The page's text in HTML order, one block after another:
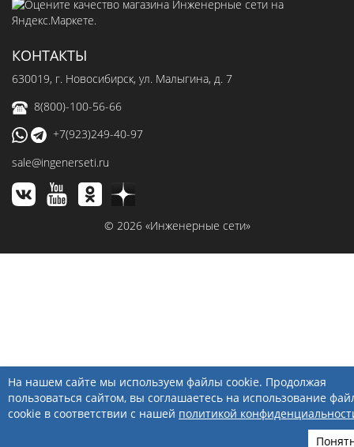
КОНТАКТЫ
630019, г. Новосибирск, ул. Малыгина, д. 7
8(800)-100-56-66
+7(923)249-40-97
sale@ingenerseti.ru
© 2026 «Инженерные сети»
На нашем сайте мы используем файлы cookie. Продолжая
пользоваться сайтом, вы соглашаетесь на использование
cookie в соответствии с нашей политикой